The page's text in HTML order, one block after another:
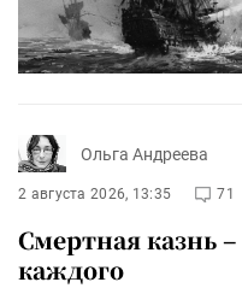
Ольга Андреева
2 августа 2026, 13:35 71
Смертная казнь
каждого